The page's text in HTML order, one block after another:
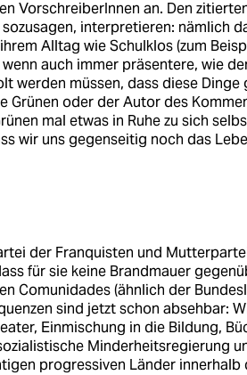
VorschreiberInnen an. Den
interpretieren: nämlich
Alltag wie Schulklos (zum
auch immer präsentere, wie
werden müssen, dass diese Dinge
Grünen oder der Autor des
mal etwas in Ruhe zu sich
wir uns gegenseitig noch das
der Franquisten und
für sie keine Brandmauer
Comunidades (ähnlich der
sind jetzt schon absehbar:
Einmischung in die Bildung,
Minderheitsregierung
progressiven Länder innerhalb